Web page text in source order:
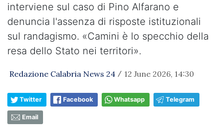
interviene sul caso di Pino Alfarano e
denuncia l'assenza di risposte istituzionali
sul randagismo. «Camini è lo specchio della
resa dello Stato nei territori».
Redazione Calabria News 24 / 12 June 2026, 14:30
Twitter Facebook Whatsapp Telegram
Email